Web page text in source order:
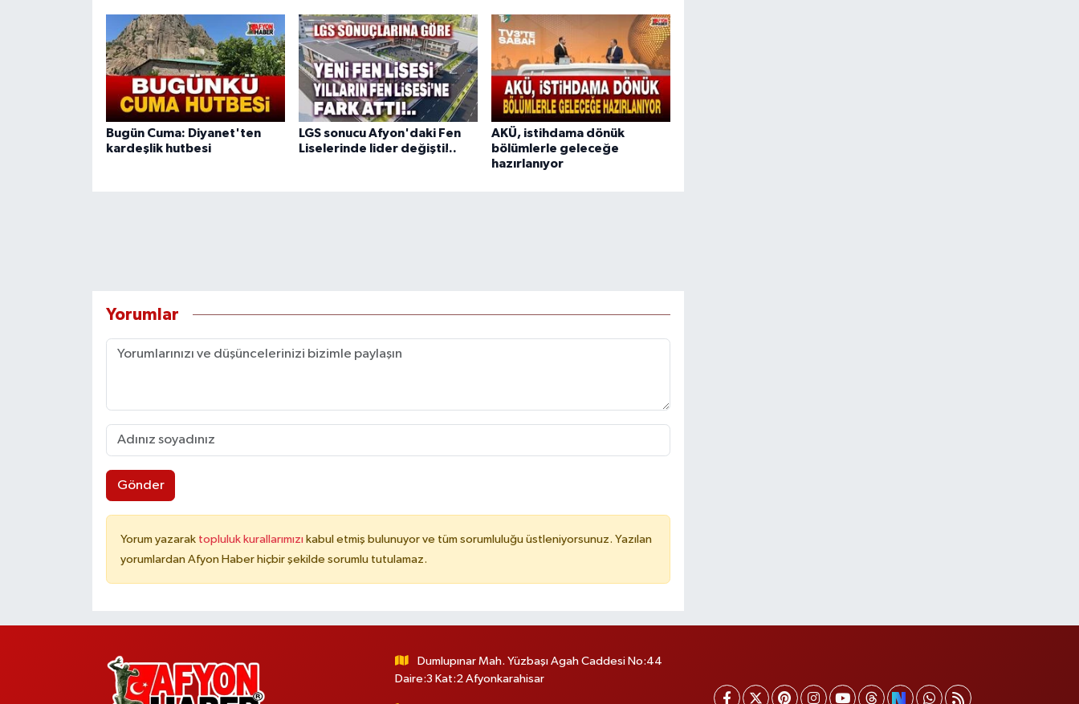
Bugün Cuma: Diyanet'ten
kardeşlik hutbesi
LGS sonucu Afyon'daki Fen
Liselerinde lider değişti!..
AKÜ, istihdama dönük
bölümlerle geleceğe
hazırlanıyor
Yorumlar
Gönder
Yorum yazarak topluluk kurallarımızı kabul etmiş bulunuyor ve tüm sorumluluğu üstleniyorsunuz. Yazılan
yorumlardan Afyon Haber hiçbir şekilde sorumlu tutulamaz.
Dumlupınar Mah. Yüzbaşı Agah Caddesi No:44
Daire:3 Kat:2 Afyonkarahisar